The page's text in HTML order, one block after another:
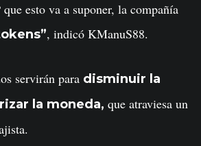
esto va a suponer, la compañía
, indicó KManuS88.
servirán para disminuir la
la moneda, que atraviesa un